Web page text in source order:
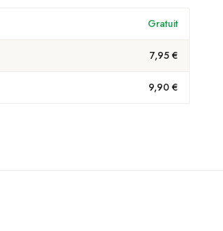
Gratuit
7,95 €
9,90 €